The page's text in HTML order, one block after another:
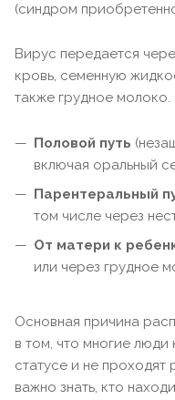
(синдром
Вирус передается
кровь, семенную
также грудное
Половой путь
включая оральный
Парентеральный
том числе через
От матери к
или через грудное
Основная причина
в том, что многие
статусе и не проходят
важно знать, кто